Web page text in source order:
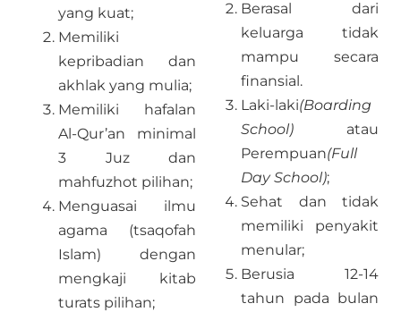
yang kuat;
Memiliki
kepribadian dan
akhlak yang mulia;
Memiliki hafalan
Al-Qur’an minimal
3 Juz dan
mahfuzhot pilihan;
Menguasai ilmu
agama (tsaqofah
Islam) dengan
mengkaji kitab
turats pilihan;
Berasal dari
keluarga tidak
mampu secara
finansial.
Laki-laki(Boarding
School) atau
Perempuan(Full
Day School);
Sehat dan tidak
memiliki penyakit
menular;
Berusia 12-14
tahun pada bulan